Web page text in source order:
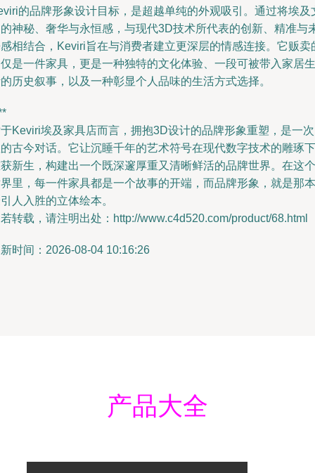
的品牌形象设计目标，是超越单纯的外观吸引。通过将埃及
神秘、奢华与永恒感，与现代3D技术所代表的创新、精准与
相结合，Keviri旨在与消费者建立更深层的情感连接。它贩卖
是一件家具，更是一种独特的文化体验、一段可被带入家居生
历史叙事，以及一种彰显个人品味的生活方式选择。
Keviri埃及家具店而言，拥抱3D设计的品牌形象重塑，是一
古今对话。它让沉睡千年的艺术符号在现代数字技术的雕琢下
新生，构建出一个既深邃厚重又清晰鲜活的品牌世界。在这个
里，每一件家具都是一个故事的开端，而品牌形象，就是那本
人入胜的立体绘本。
转载，请注明出处：http://www.c4d520.com/product/68.html
时间：2026-08-04 10:16:26
产品大全